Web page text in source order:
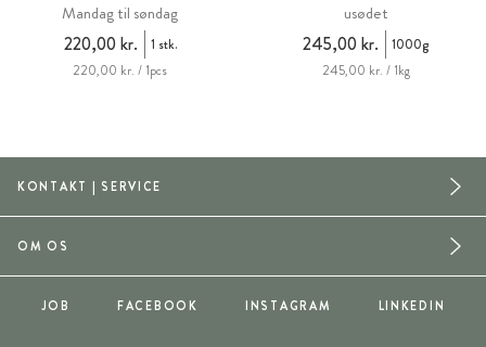
Mandag til søndag
220,00 kr.
1 stk.
220,00 kr. / 1pcs
usødet
245,00 kr.
1000g
245,00 kr. / 1kg
KONTAKT | SERVICE
OM OS
JOB FACEBOOK INSTAGRAM LINKEDIN